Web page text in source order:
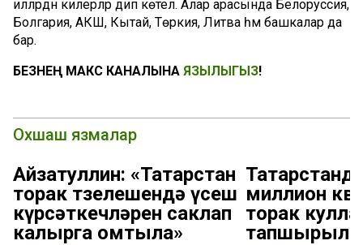
илләрдән килерләр дип көтелә. Алар арасында Белоруссия,
Болгария, АКШ, Кытай, Төркия, Литва һәм башкалар да
бар.
БЕЗНЕҢ МАКС КАНАЛЫНА ЯЗЫЛЫГЫЗ!
Охшаш язмалар
Айзатуллин: «Татарстан
торак төзелешендә үсеш
күрсәткечләрен саклап
калырга омтыла»
миллион
торак